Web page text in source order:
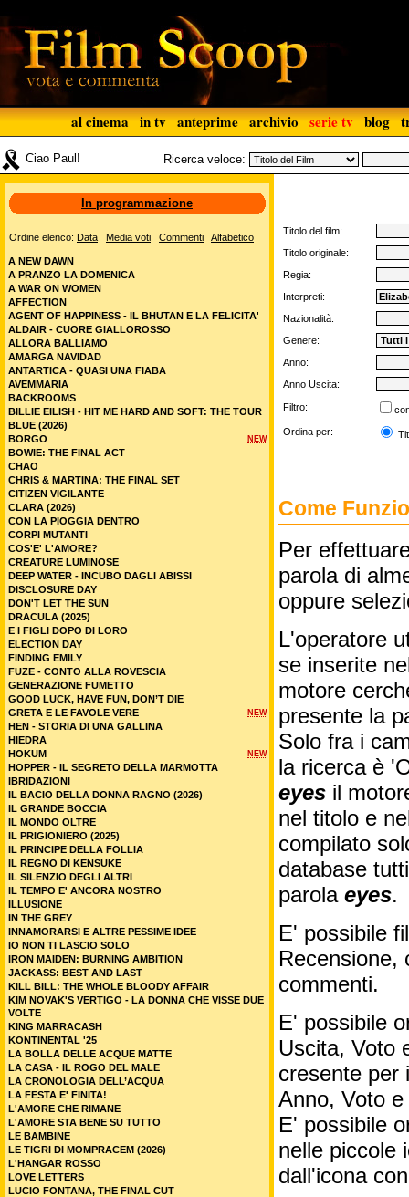
al cinema in tv anteprime archivio serie tv blog
Ciao Paul! Ricerca veloce:
Titolo del film:
Titolo originale:
Regia:
Interpreti:
Nazionalità:
Genere:
Anno:
Anno Uscita:
Filtro:
Ordina per:
Come
Per
parola di
oppure
L'operatore
se inserite
motore
presente la
Solo fra i
la ricerca è
eyes il
nel titolo e
compilato
database
parola eyes.
E' possibile
Recensione,
commenti.
E' possibile
Uscita, Voto
cresente per
Anno, Voto
E' possibile
nelle piccole
dall'icona
In programmazione
Ordine elenco: Data Media voti Commenti Alfabetico
A NEW DAWN
A PRANZO LA DOMENICA
A WAR ON WOMEN
AFFECTION
AGENT OF HAPPINESS - IL BHUTAN E LA FELICITA'
ALDAIR - CUORE GIALLOROSSO
ALLORA BALLIAMO
AMARGA NAVIDAD
ANTARTICA - QUASI UNA FIABA
AVEMMARIA
BACKROOMS
BILLIE EILISH - HIT ME HARD AND SOFT: THE TOUR
BLUE (2026)
NEW
BORGO
BOWIE: THE FINAL ACT
CHAO
CHRIS & MARTINA: THE FINAL SET
CITIZEN VIGILANTE
CLARA (2026)
CON LA PIOGGIA DENTRO
CORPI MUTANTI
COS'E' L'AMORE?
CREATURE LUMINOSE
DEEP WATER - INCUBO DAGLI ABISSI
DISCLOSURE DAY
DON'T LET THE SUN
DRACULA (2025)
E I FIGLI DOPO DI LORO
ELECTION DAY
FINDING EMILY
FUZE - CONTO ALLA ROVESCIA
GENERAZIONE FUMETTO
GOOD LUCK, HAVE FUN, DON’T DIE
NEW
GRETA E LE FAVOLE VERE
HEN - STORIA DI UNA GALLINA
HIEDRA
NEW
HOKUM
HOPPER - IL SEGRETO DELLA MARMOTTA
IBRIDAZIONI
IL BACIO DELLA DONNA RAGNO (2026)
IL GRANDE BOCCIA
IL MONDO OLTRE
IL PRIGIONIERO (2025)
IL PRINCIPE DELLA FOLLIA
IL REGNO DI KENSUKE
IL SILENZIO DEGLI ALTRI
IL TEMPO E' ANCORA NOSTRO
ILLUSIONE
IN THE GREY
INNAMORARSI E ALTRE PESSIME IDEE
IO NON TI LASCIO SOLO
IRON MAIDEN: BURNING AMBITION
JACKASS: BEST AND LAST
KILL BILL: THE WHOLE BLOODY AFFAIR
KIM NOVAK'S VERTIGO - LA DONNA CHE VISSE DUE
VOLTE
KING MARRACASH
KONTINENTAL '25
LA BOLLA DELLE ACQUE MATTE
LA CASA - IL ROGO DEL MALE
LA CRONOLOGIA DELL’ACQUA
LA FESTA E' FINITA!
L'AMORE CHE RIMANE
L'AMORE STA BENE SU TUTTO
LE BAMBINE
LE TIGRI DI MOMPRACEM (2026)
L'HANGAR ROSSO
LOVE LETTERS
LUCIO FONTANA, THE FINAL CUT